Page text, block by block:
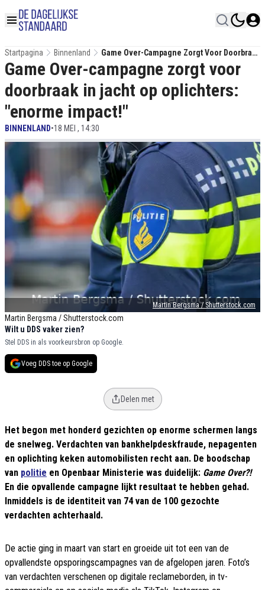
Startpagina Binnenland
Game Over-Campagne Zorgt Voor Doorbraak
In Jacht Op Oplichters: "enorme Impact!"
Martin Bergsma / Shutterstock.com
Martin Bergsma / Shutterstock.com
Game Over-campagne zorgt voor
doorbraak in jacht op oplichters:
"enorme impact!"
BINNENLAND•18 MEI , 14:30
Wilt u DDS vaker zien?
Stel DDS in als voorkeursbron op Google.
Voeg DDS toe op Google
Delen met
Het begon met honderd gezichten op enorme schermen langs
de snelweg. Verdachten van bankhelpdeskfraude, nepagenten
en oplichting keken automobilisten recht aan. De boodschap
van politie en Openbaar Ministerie was duidelijk: Game Over?!
En die opvallende campagne lijkt resultaat te hebben gehad.
Inmiddels is de identiteit van 74 van de 100 gezochte
verdachten achterhaald.
De actie ging in maart van start en groeide uit tot een van de
opvallendste opsporingscampagnes van de afgelopen jaren. Foto’s
van verdachten verschenen op digitale reclameborden, in tv-